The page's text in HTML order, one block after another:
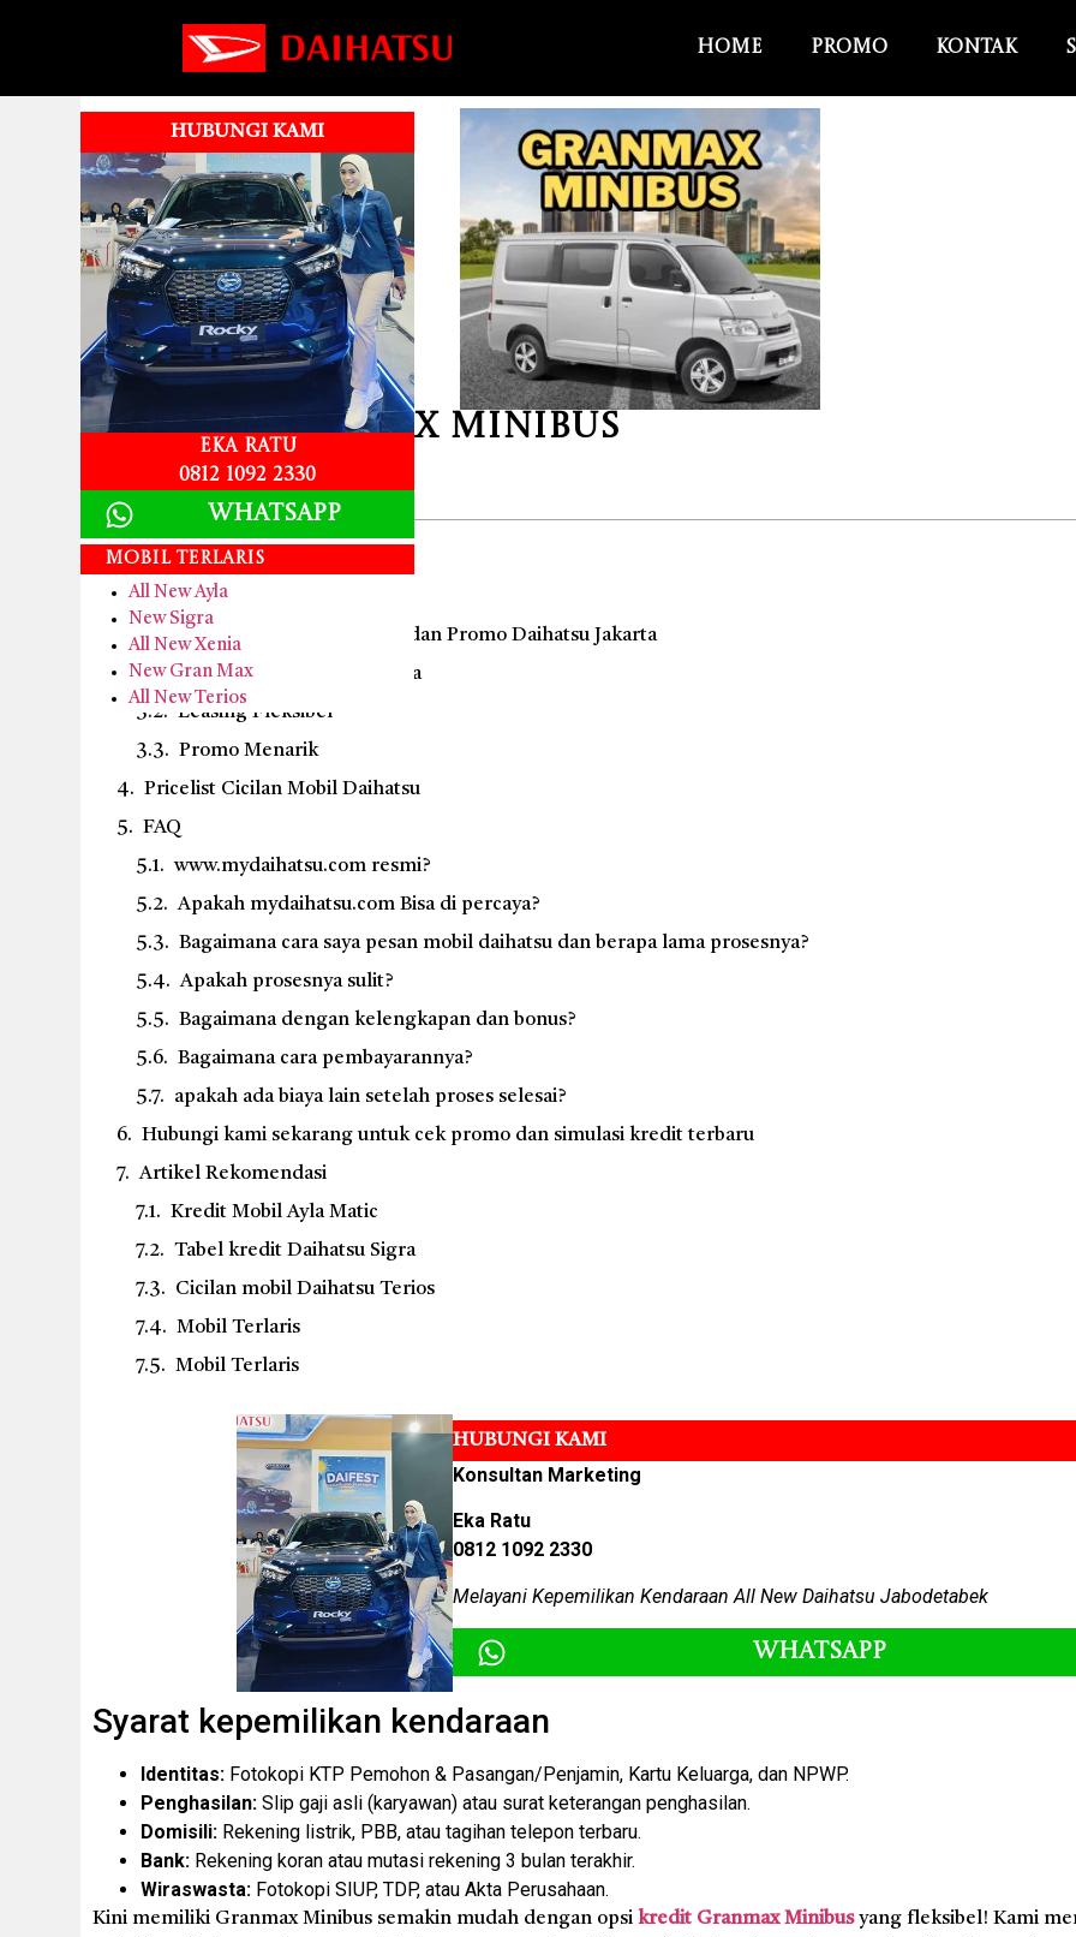
Home Promo Kontak
Kredit Granmax Minibus
Table of Contents
Syarat kepemilikan kendaraan
Layanan Test Drive Daihatsu
Keunggulan Dealer, Leasing, dan Promo Daihatsu Jakarta
Dealer Resmi & Terpercaya
Leasing Fleksibel
Promo Menarik
Pricelist Cicilan Mobil Daihatsu
FAQ
www.mydaihatsu.com resmi?
Apakah mydaihatsu.com Bisa di percaya?
Bagaimana cara saya pesan mobil daihatsu dan berapa lama prosesnya?
Apakah prosesnya sulit?
Bagaimana dengan kelengkapan dan bonus?
Bagaimana cara pembayarannya?
apakah ada biaya lain setelah proses selesai?
Hubungi kami sekarang untuk cek promo dan simulasi kredit terbaru
Artikel Rekomendasi
Kredit Mobil Ayla Matic
Tabel kredit Daihatsu Sigra
Cicilan mobil Daihatsu Terios
Mobil Terlaris
Mobil Terlaris
HUBUNGI KAMI
Konsultan Marketing
Eka Ratu
0812 1092 2330
Melayani Kepemilikan Kendaraan All New Daihatsu Jabodetabek
Whatsapp
Syarat kepemilikan kendaraan
Identitas: Fotokopi KTP Pemohon & Pasangan/Penjamin, Kartu Keluarga, dan NPWP.
Penghasilan: Slip gaji asli (karyawan) atau surat keterangan penghasilan.
Domisili: Rekening listrik, PBB, atau tagihan telepon terbaru.
Bank: Rekening koran atau mutasi rekening 3 bulan terakhir.
Wiraswasta: Fotokopi SIUP, TDP, atau Akta Perusahaan.
Kini memiliki Granmax Minibus semakin mudah dengan opsikredit Granmax Minibusyang fleksibel! Kami
HUBUNGI KAMI
Eka Ratu
0812 1092 2330
Whatsapp
Mobil Terlaris
All New Ayla
New Sigra
All New Xenia
New Gran Max
All New Terios